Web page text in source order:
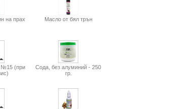
на прах Масло от бял трън
№15 (при
Сода, без алуминий - 250
гр.